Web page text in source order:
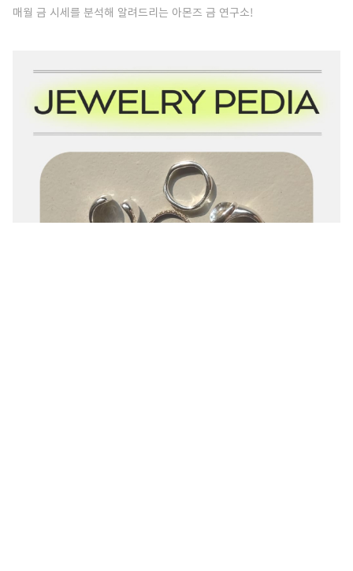
매월 금 시세를 분석해 알려드리는 아몬즈 금 연구소!